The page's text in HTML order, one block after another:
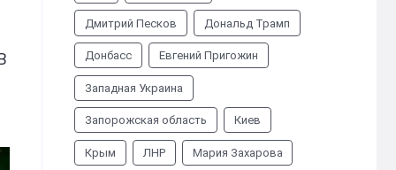
Дмитрий Песков Дональд Трамп
Донбасс Евгений Пригожин
Западная Украина
Запорожская область Киев
Крым ЛНР Мария Захарова